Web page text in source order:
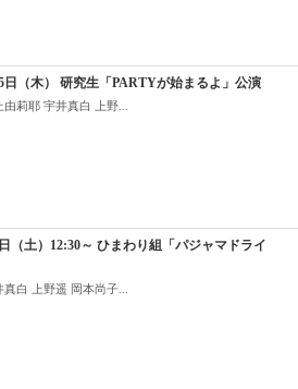
日（木） 研究生「PARTYが始まるよ」公演
莉耶 宇井真白 上野...
（土）12:30～ ひまわり組「パジャマドライ
白 上野遥 岡本尚子...